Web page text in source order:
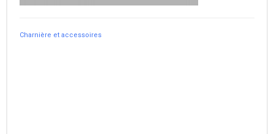
Charnière et accessoires